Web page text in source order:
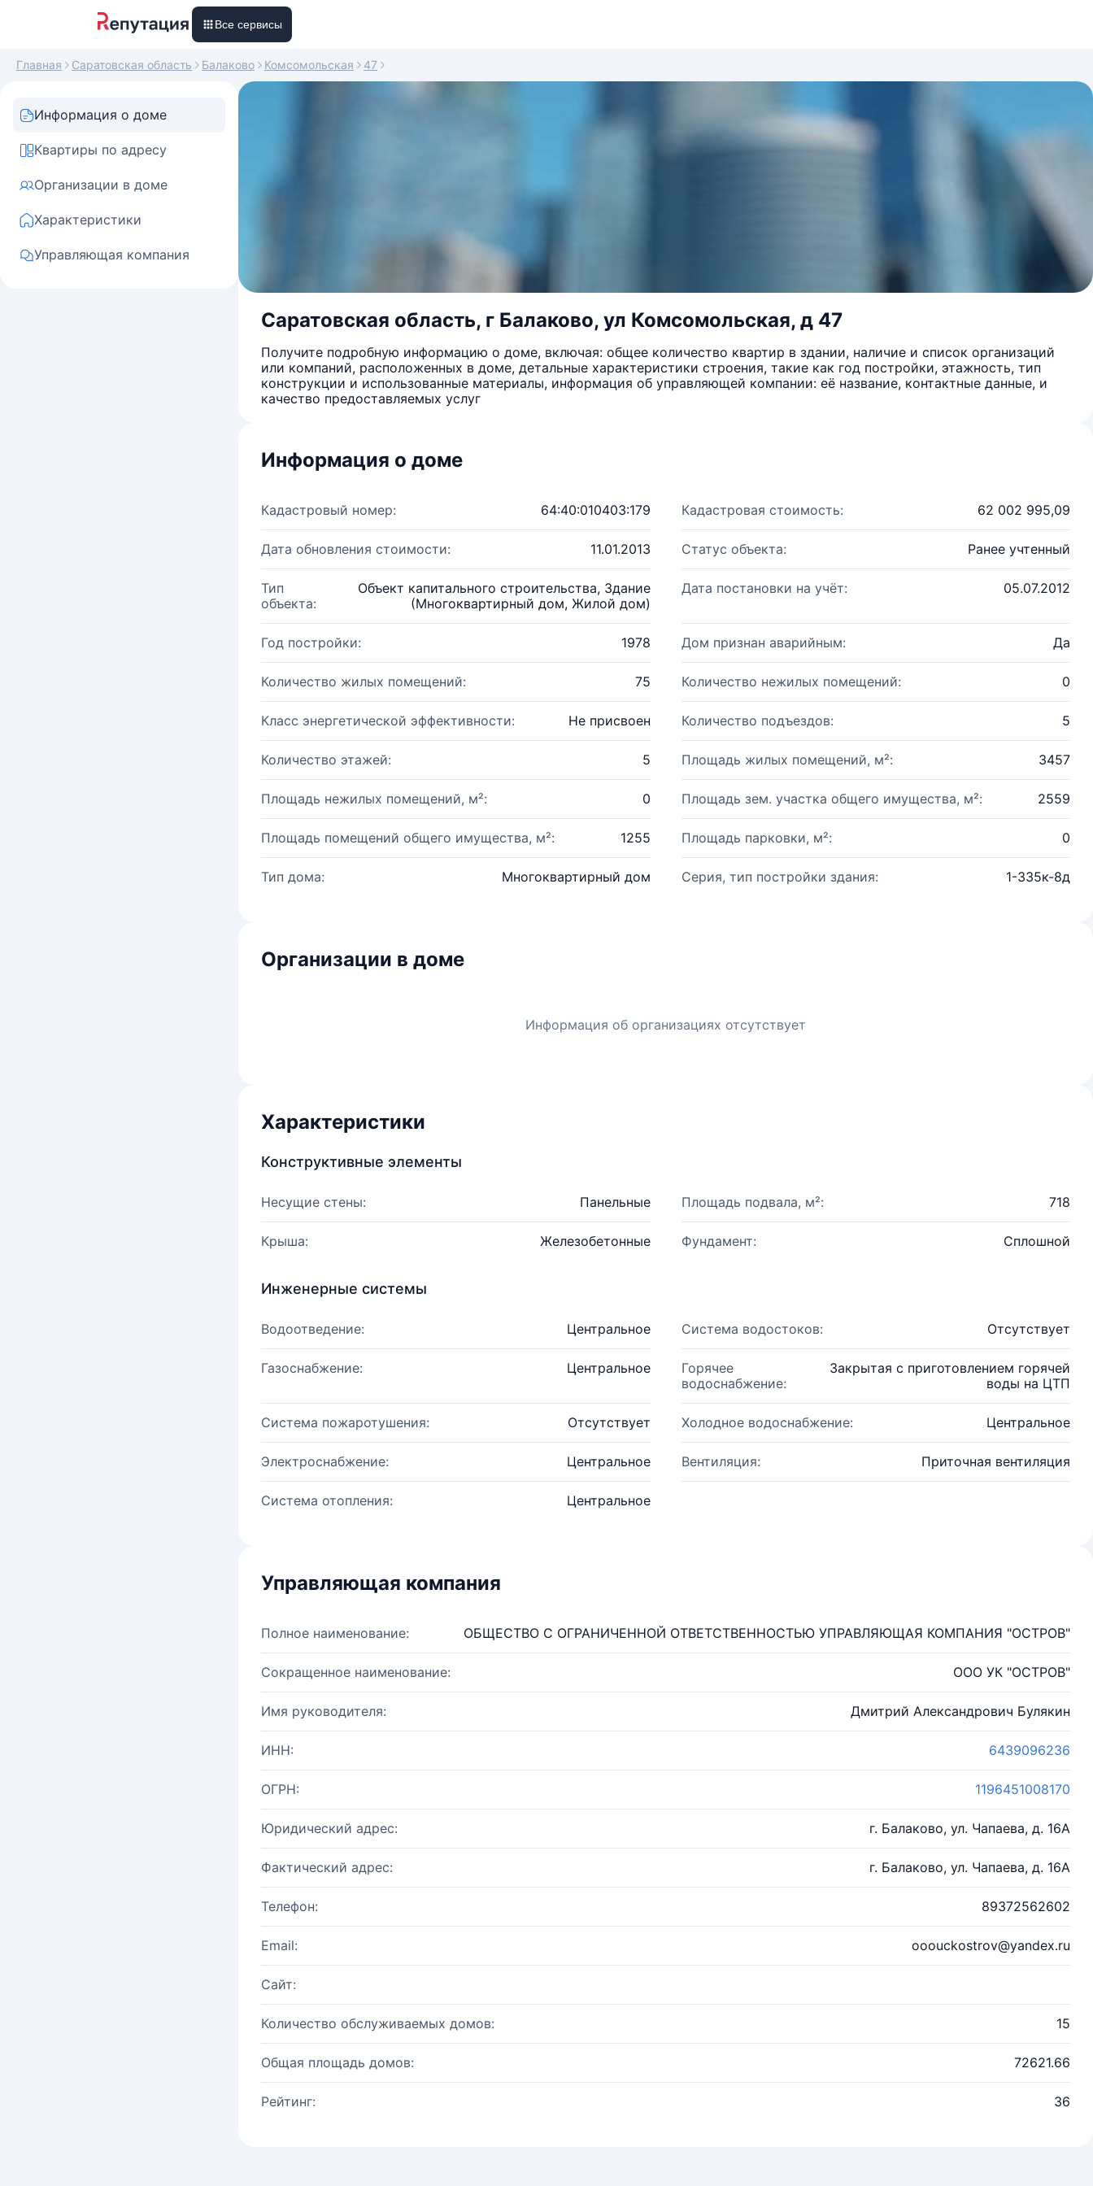
Все сервисы
Главная Саратовская область Балаково Комсомольская 47
Информация о доме
Квартиры по адресу
Организации в доме
Характеристики
Управляющая компания
Саратовская область, г Балаково, ул Комсомольская, д 47
Получите подробную информацию о доме, включая: общее количество квартир в здании, наличие и список организаций
или компаний, расположенных в доме, детальные характеристики строения, такие как год постройки, этажность, тип
конструкции и использованные материалы, информация об управляющей компании: её название, контактные данные, и
качество предоставляемых услуг
Информация о доме
Кадастровый номер: 64:40:010403:179 Кадастровая стоимость: 62 002 995,09
Дата обновления стоимости: 11.01.2013 Статус объекта: Ранее учтенный
Тип
объекта:
Объект капитального строительства, Здание
(Многоквартирный дом, Жилой дом)
Дата постановки на учёт: 05.07.2012
Год постройки: 1978 Дом признан аварийным: Да
Количество жилых помещений: 75 Количество нежилых помещений: 0
Класс энергетической эффективности: Не присвоен Количество подъездов: 5
Количество этажей: 5 Площадь жилых помещений, м²: 3457
Площадь нежилых помещений, м²: 0 Площадь зем. участка общего имущества, м²: 2559
Площадь помещений общего имущества, м²: 1255 Площадь парковки, м²: 0
Тип дома: Многоквартирный дом Серия, тип постройки здания: 1-335к-8д
Организации в доме
Информация об организациях отсутствует
Характеристики
Конструктивные элементы
Несущие стены: Панельные Площадь подвала, м²: 718
Крыша: Железобетонные Фундамент: Сплошной
Инженерные системы
Водоотведение: Центральное Система водостоков: Отсутствует
Газоснабжение: Центральное
Горячее
водоснабжение:
Закрытая с приготовлением горячей
воды на ЦТП
Система пожаротушения: Отсутствует Холодное водоснабжение: Центральное
Электроснабжение: Центральное Вентиляция: Приточная вентиляция
Система отопления: Центральное
Управляющая компания
Полное наименование: ОБЩЕСТВО С ОГРАНИЧЕННОЙ ОТВЕТСТВЕННОСТЬЮ УПРАВЛЯЮЩАЯ КОМПАНИЯ "ОСТРОВ"
Сокращенное наименование: ООО УК "ОСТРОВ"
Имя руководителя: Дмитрий Александрович Булякин
ИНН: 6439096236
ОГРН: 1196451008170
Юридический адрес: г. Балаково, ул. Чапаева, д. 16А
Фактический адрес: г. Балаково, ул. Чапаева, д. 16А
Телефон: 89372562602
Email: ooouckostrov@yandex.ru
Сайт:
Количество обслуживаемых домов: 15
Общая площадь домов: 72621.66
Рейтинг: 36